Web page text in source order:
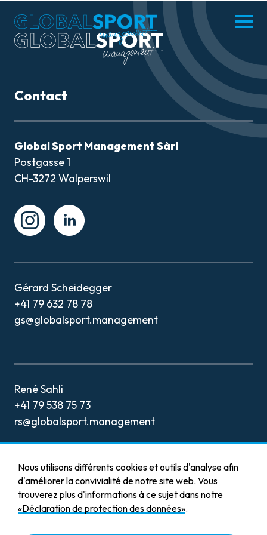
Menü
öffnen
MISSION
ATHLÈTES
ACTUALITÉS
PARTENAIRES
Contact
Global Sport Management Sàrl
Postgasse 1
CH-3272 Walperswil
InstagramInstagram
Gérard Scheidegger
+41 79 632 78 78
gs@globalsport.management
René Sahli
+41 79 538 75 73
rs@globalsport.management
Mentions légales
Nous utilisons différents cookies et outils d'analyse afin
d'améliorer la convivialité de notre site web. Vous
trouverez plus d'informations à ce sujet dans notre
«Déclaration de protection des données».